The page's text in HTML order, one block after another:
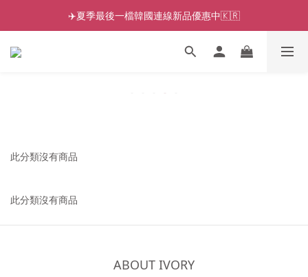
✈️夏季最後一檔韓國連線新品優惠中🇰🇷
此分類沒有商品
此分類沒有商品
ABOUT IVORY